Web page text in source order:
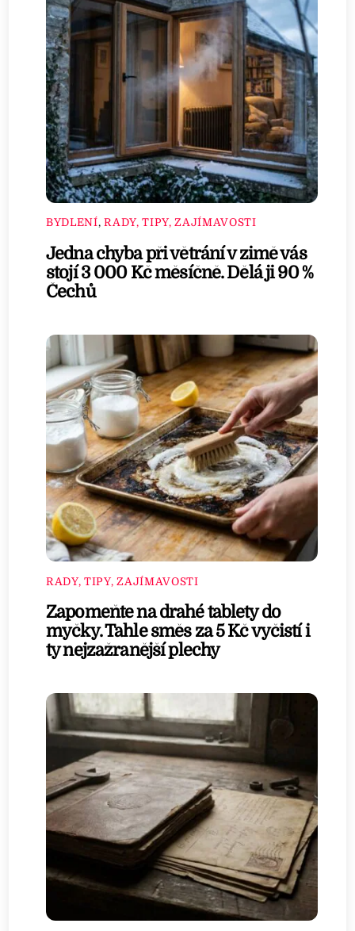
BYDLENÍ,RADY, TIPY, ZAJÍMAVOSTI
Jedna chyba při větrání v zimě vás
stojí 3 000 Kč měsíčně. Dělá ji 90 %
Čechů
RADY, TIPY, ZAJÍMAVOSTI
Zapomeňte na drahé tablety do
myčky. Tahle směs za 5 Kč vyčistí i
ty nejzažranější plechy